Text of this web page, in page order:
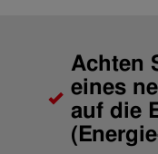
Achten
eines
auf die